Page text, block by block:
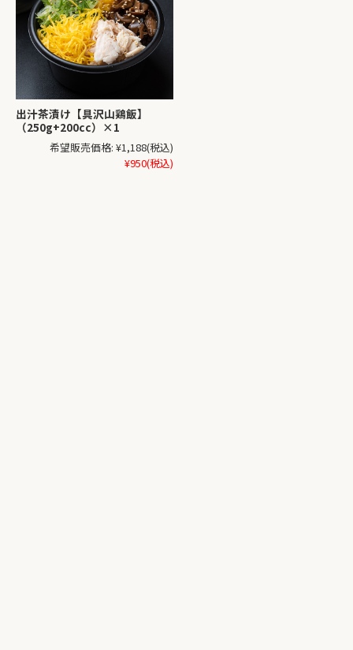
出汁茶漬け【具沢山鶏飯】
（250g+200cc）×1
希望販売価格: ¥1,188(税込)
¥950(税込)